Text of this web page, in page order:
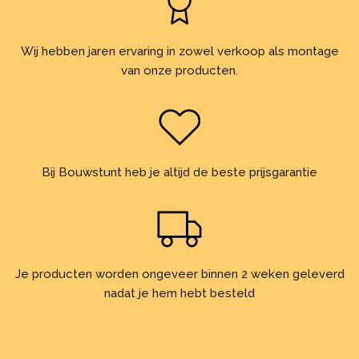
Wij hebben jaren ervaring in zowel verkoop als montage
van onze producten.
Bij Bouwstunt heb je altijd de beste prijsgarantie
Je producten worden ongeveer binnen 2 weken geleverd
nadat je hem hebt besteld